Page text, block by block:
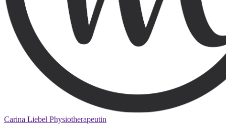
Carina Liebel Physiotherapeutin